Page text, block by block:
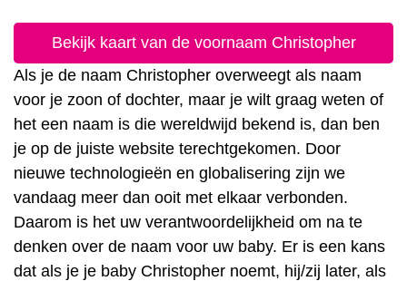
Bekijk kaart van de voornaam Christopher
Als je de naam Christopher overweegt als naam
voor je zoon of dochter, maar je wilt graag weten of
het een naam is die wereldwijd bekend is, dan ben
je op de juiste website terechtgekomen. Door
nieuwe technologieën en globalisering zijn we
vandaag meer dan ooit met elkaar verbonden.
Daarom is het uw verantwoordelijkheid om na te
denken over de naam voor uw baby. Er is een kans
dat als je je baby Christopher noemt, hij/zij later, als